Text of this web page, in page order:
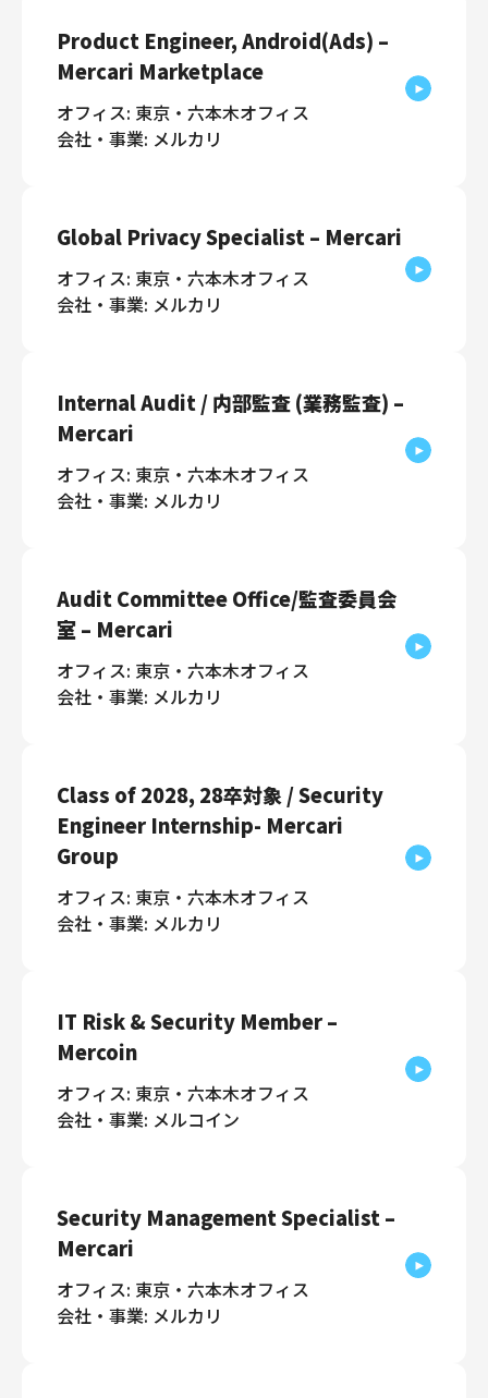
Product Engineer, Android(Ads) –
Mercari Marketplace
オフィス: 東京・六本木オフィス
会社・事業: メルカリ
Global Privacy Specialist – Mercari
オフィス: 東京・六本木オフィス
会社・事業: メルカリ
Internal Audit / 内部監査 (業務監査) –
Mercari
オフィス: 東京・六本木オフィス
会社・事業: メルカリ
Audit Committee Office/監査委員会
室 – Mercari
オフィス: 東京・六本木オフィス
会社・事業: メルカリ
Class of 2028, 28卒対象 / Security
Engineer Internship- Mercari
Group
オフィス: 東京・六本木オフィス
会社・事業: メルカリ
IT Risk & Security Member –
Mercoin
オフィス: 東京・六本木オフィス
会社・事業: メルコイン
Security Management Specialist –
Mercari
オフィス: 東京・六本木オフィス
会社・事業: メルカリ